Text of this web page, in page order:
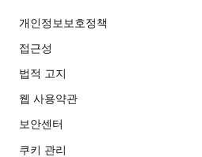
ArcGIS Location Platform
ArcGIS Architecture Center
이벤트
ArcWatch
Esri 비디오
파트너
기업윤리강령
환경 및 지속가능성 이니셔티브
재난 대응
교육
비영리기관
개인정보보호정책
접근성
법적 고지
웹 사용약관
보안센터
쿠키 관리